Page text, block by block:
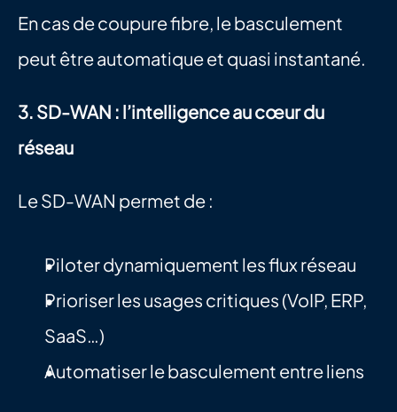
En cas de coupure fibre, le basculement
peut être automatique et quasi instantané.
3. SD-WAN : l’intelligence au cœur du
réseau
Le SD-WAN permet de :
Piloter dynamiquement les flux réseau
Prioriser les usages critiques (VoIP, ERP,
SaaS…)
Automatiser le basculement entre liens